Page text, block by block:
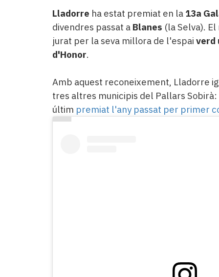
Lladorre ha estat premiat en la 13a
divendres passat a Blanes (la Selva).
jurat per la seva millora de l'espai verd
d'Honor.
Amb aquest reconeixement, Lladorre
tres altres municipis del Pallars Sobirà:
últim premiat l'any passat per primer